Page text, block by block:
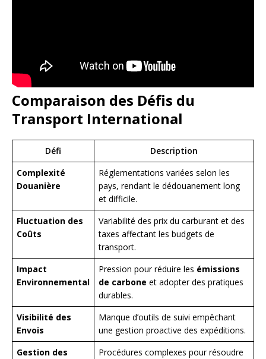
Comparaison des Défis du
Transport International
Défi
Description
Complexité
Douanière
Réglementations variées selon les
pays, rendant le dédouanement long
et difficile.
Fluctuation des
Coûts
Variabilité des prix du carburant et des
taxes affectant les budgets de
transport.
Impact
Environnemental
Pression pour réduire les émissions
de carbone et adopter des pratiques
durables.
Visibilité des
Envois
Manque d’outils de suivi empêchant
une gestion proactive des expéditions.
Gestion des
Procédures complexes pour résoudre